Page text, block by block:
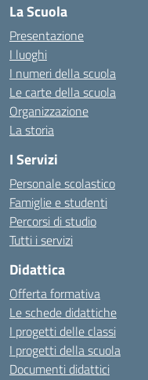
La Scuola
Presentazione
I luoghi
I numeri della scuola
Le carte della scuola
Organizzazione
La storia
I Servizi
Personale scolastico
Famiglie e studenti
Percorsi di studio
Tutti i servizi
Didattica
Offerta formativa
Le schede didattiche
I progetti delle classi
I progetti della scuola
Documenti didattici